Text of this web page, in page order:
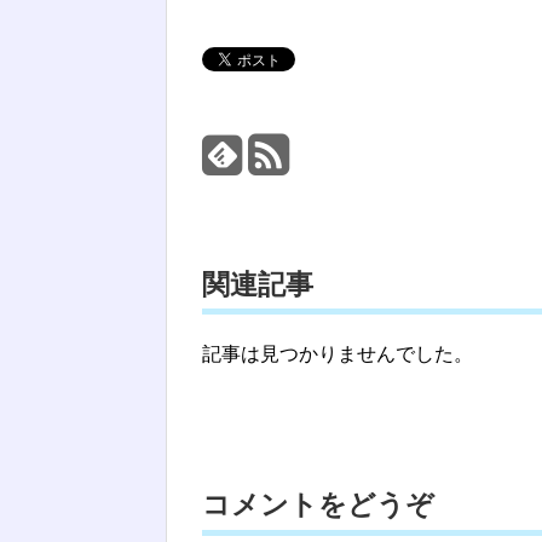
関連記事
記事は見つかりませんでした。
コメントをどうぞ